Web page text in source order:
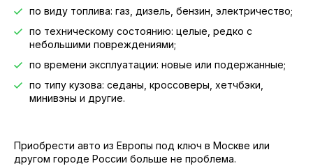
по виду топлива: газ, дизель, бензин, электричество;
по техническому состоянию: целые, редко с
небольшими повреждениями;
по времени эксплуатации: новые или подержанные;
по типу кузова: седаны, кроссоверы, хетчбэки,
минивэны и другие.
Приобрести авто из Европы под ключ в Москве или
другом городе России больше не проблема.